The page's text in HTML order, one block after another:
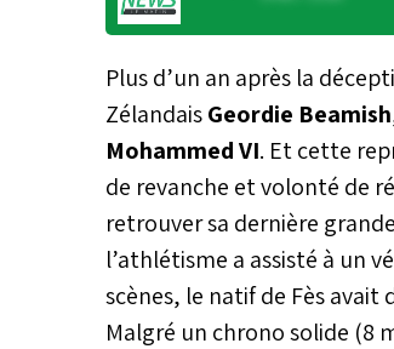
Plus d’un an après la
ZélandaisGeordie Beamish
Mohammed VI. Et cette
de revanche et volonté de
retrouver sa dernière
l’athlétisme a assisté à un
scènes, le natif de Fès
Malgré un chrono solide (8